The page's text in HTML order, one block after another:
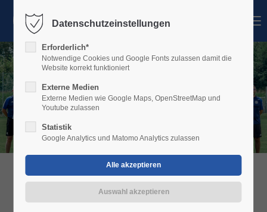
Login
Benutzername
Anmelden
AKTUELLES
Datenschutzeinstellungen
Erforderlich*
Notwendige Cookies und Google Fonts zulassen damit die
Website korrekt funktioniert
Externe Medien
Externe Medien wie Google Maps, OpenStreetMap und
Youtube zulassen
Statistik
Google Analytics und Matomo Analytics zulassen